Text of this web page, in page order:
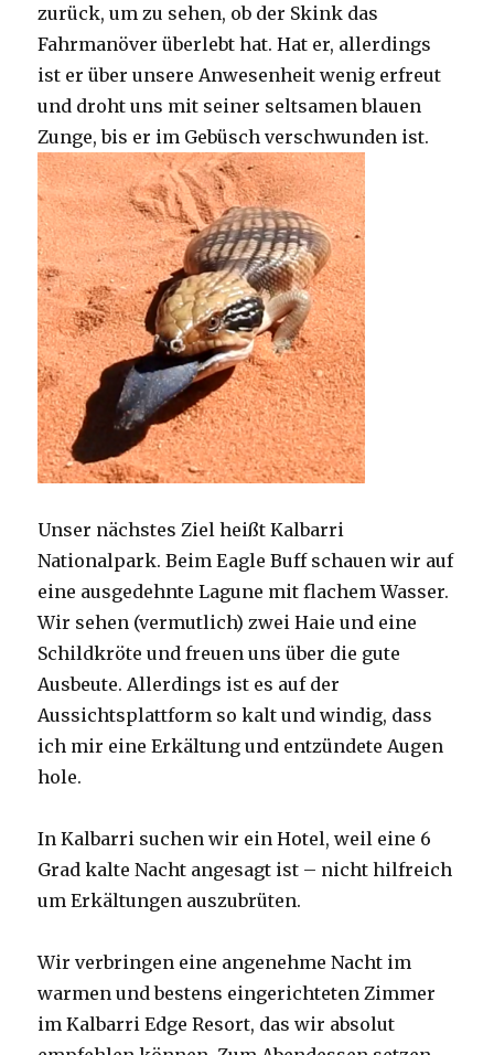
zurück, um zu sehen, ob der Skink das
Fahrmanöver überlebt hat. Hat er, allerdings
ist er über unsere Anwesenheit wenig erfreut
und droht uns mit seiner seltsamen blauen
Zunge, bis er im Gebüsch verschwunden ist.
Unser nächstes Ziel heißt Kalbarri
Nationalpark. Beim Eagle Buff schauen wir auf
eine ausgedehnte Lagune mit flachem Wasser.
Wir sehen (vermutlich) zwei Haie und eine
Schildkröte und freuen uns über die gute
Ausbeute. Allerdings ist es auf der
Aussichtsplattform so kalt und windig, dass
ich mir eine Erkältung und entzündete Augen
hole.
In Kalbarri suchen wir ein Hotel, weil eine 6
Grad kalte Nacht angesagt ist – nicht hilfreich
um Erkältungen auszubrüten.
Wir verbringen eine angenehme Nacht im
warmen und bestens eingerichteten Zimmer
im Kalbarri Edge Resort, das wir absolut